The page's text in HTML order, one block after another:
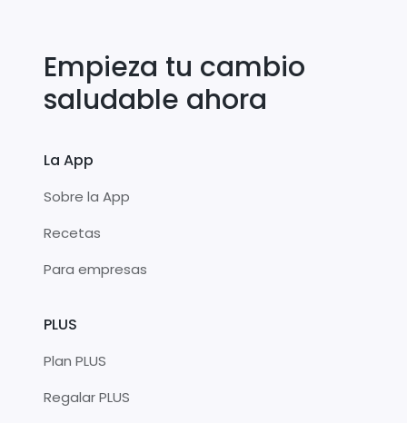
Empieza tu cambio
saludable ahora
La App
Sobre la App
Recetas
Para empresas
PLUS
Plan PLUS
Regalar PLUS